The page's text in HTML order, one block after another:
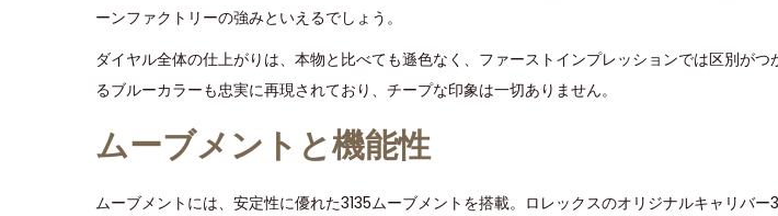
ーンファクトリーの強みといえるでしょう。
ダイヤル全体の仕上がりは、本物と比べても遜色なく、ファーストインプレッションでは区別が
るブルーカラーも忠実に再現されており、チープな印象は一切ありません。
ムーブメントと機能性
ムーブメントには、安定性に優れた3135ムーブメントを搭載。ロレックスのオリジナルキャリバ